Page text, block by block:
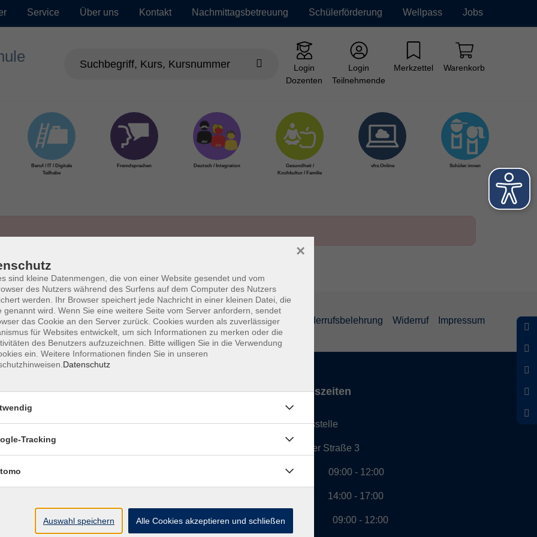
Service Über uns Kontakt Nachmittagsbetreuung Schülerförderung Wellpass Jobs
Login
Dozenten
Login
Teilnehmende
Merkzettel Warenkorb
Beruf / IT / Digitale
Teilhabe
Fremdsprachen Deutsch / Integration
Gesundheit /
Kochkultur / Familie
vhs.Online Schüler:innen
AGB Datenschutzerklärung Barrierefreiheit Widerrufsbelehrung Widerruf Impressum
Volkshochschule Haar e.V.
Geschäftsstelle im Poststadl
Münchener Straße 3
85540 Haar
Öffnungszeiten
Geschäftsstelle
Münchener Straße 3
Montag 09:00 - 12:00
14:00 - 17:00
Dienstag 09:00 - 12:00
sind kleine Datenmengen, die von einer Website gesendet und vom
des Nutzers während des Surfens auf dem Computer des Nutzers
werden. Ihr Browser speichert jede Nachricht in einer kleinen Datei, die
genannt wird. Wenn Sie eine weitere Seite vom Server anfordern, sendet
das Cookie an den Server zurück. Cookies wurden als zuverlässiger
für Websites entwickelt, um sich Informationen zu merken oder die
des Benutzers aufzuzeichnen. Bitte willigen Sie in die Verwendung
ein. Weitere Informationen finden Sie in unseren
Datenschutz
×
Tracking
Auswahl speichern Alle Cookies akzeptieren und schließen